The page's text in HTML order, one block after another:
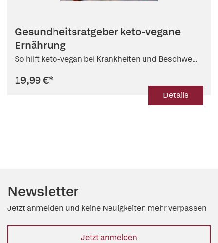
Gesundheitsratgeber keto-vegane
Ernährung
So hilft keto-vegan bei Krankheiten und Beschwe...
19,99 €*
Details
Newsletter
Jetzt anmelden und keine Neuigkeiten mehr verpassen
Jetzt anmelden